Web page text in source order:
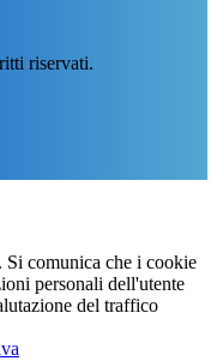
riservati.
Si comunica che i cookie
personali dell'utente
del traffico